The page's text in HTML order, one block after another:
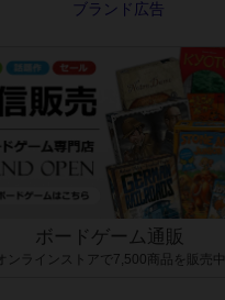
ボードゲーム通販
オンラインストアで7,500商品を販売中